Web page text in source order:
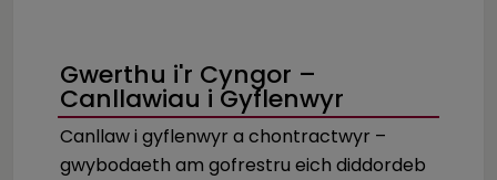
Gwerthu i'r Cyngor –
Canllawiau i Gyflenwyr
Canllaw i gyflenwyr a chontractwyr –
gwybodaeth am gofrestru eich diddordeb